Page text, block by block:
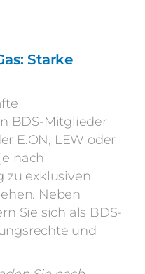
Starke
BDS-Mitglieder
E.ON, LEW oder
nach
zu exklusiven
Neben
Sie sich als BDS-
und